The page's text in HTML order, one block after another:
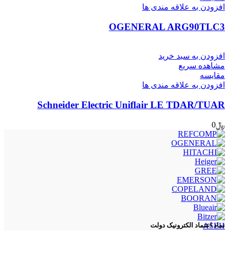
افزودن به علاقه مندی ها
OGENERAL ARG90TLC3
افزودن به سبد خرید
مشاهده سریع
مقایسه
افزودن به علاقه مندی ها
Schneider Electric Uniflair LE TDAR/TUAR
﷼0
ASEH
نماد اعتماد الکترونیک دولت